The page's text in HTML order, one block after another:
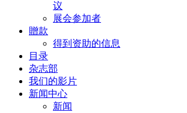
议
展会参加者
贈款
得到资助的信息
目录
杂志部
我们的影片
新闻中心
新闻